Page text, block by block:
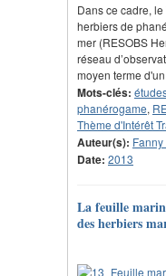
Dans ce cadre,
herbiers de
mer (RESOBS
réseau
moyen terme
Mots-clés:
phanérogame,
Thème d'Intérêt
Auteur(s):
Date: 2013
La feuille
des herbiers